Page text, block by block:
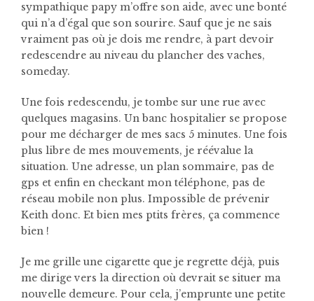
sympathique papy m’offre son aide, avec une bonté
qui n’a d’égal que son sourire. Sauf que je ne sais
vraiment pas où je dois me rendre, à part devoir
redescendre au niveau du plancher des vaches,
someday.
Une fois redescendu, je tombe sur une rue avec
quelques magasins. Un banc hospitalier se propose
pour me décharger de mes sacs 5 minutes. Une fois
plus libre de mes mouvements, je réévalue la
situation. Une adresse, un plan sommaire, pas de
gps et enfin en checkant mon téléphone, pas de
réseau mobile non plus. Impossible de prévenir
Keith donc. Et bien mes ptits frères, ça commence
bien !
Je me grille une cigarette que je regrette déjà, puis
me dirige vers la direction où devrait se situer ma
nouvelle demeure. Pour cela, j’emprunte une petite